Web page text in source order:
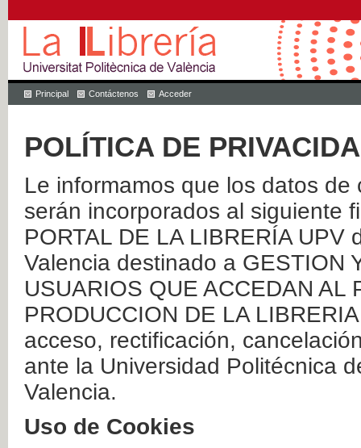
Principal Contáctenos Acceder
POLÍTICA DE
Le informamos que los datos
serán incorporados al siguiente
PORTAL DE LA LIBRERÍA
Valencia destinado a GESTION
USUARIOS QUE ACCEDAN AL
PRODUCCION DE LA
acceso, rectificación,
ante la Universidad Politécnica
Valencia.
Uso de Cookies